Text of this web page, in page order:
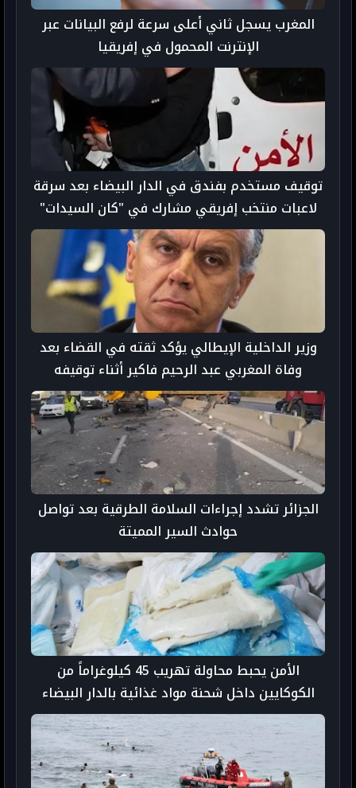
المغرب يسجل ثاني أعلى سرعة لرفع البيانات عبر
الإنترنت المحمول في إفريقيا
توقيف مستخدم بفندق في الدار البيضاء بعد سرقة
لاعبات منتخب إفريقي مشارك في "كان السيدات"
وزير الداخلية الإيطالي يؤكد ثقته في القضاء بعد
وفاة المغربي عبد الرحيم فاكير أثناء توقيفه
الجزائر تشدد إجراءات السلامة الطرقية بعد تواصل
حوادث السير المميتة
الأمن يحبط محاولة تهريب 45 كيلوغراماً من
الكوكايين داخل شحنة مواد غذائية بالدار البيضاء